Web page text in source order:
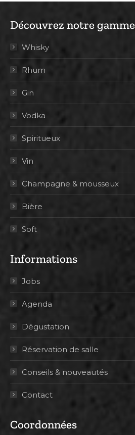
Découvrez notre gamme
Whisky
Rhum
Gin
Vodka
Spiritueux
Vin
Champagne & mousseux
Bière
Soft
Informations
Jobs
Agenda
Dégustation
Réservation de salle
Conseils & nouveautés
Contact
Coordonnées